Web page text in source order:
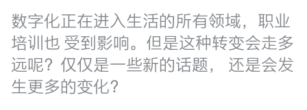
数字化正在进入生活的所有领域，职业
培训也 受到影响。但是这种转变会走多
远呢？仅仅是一些新的话题， 还是会发
生更多的变化？